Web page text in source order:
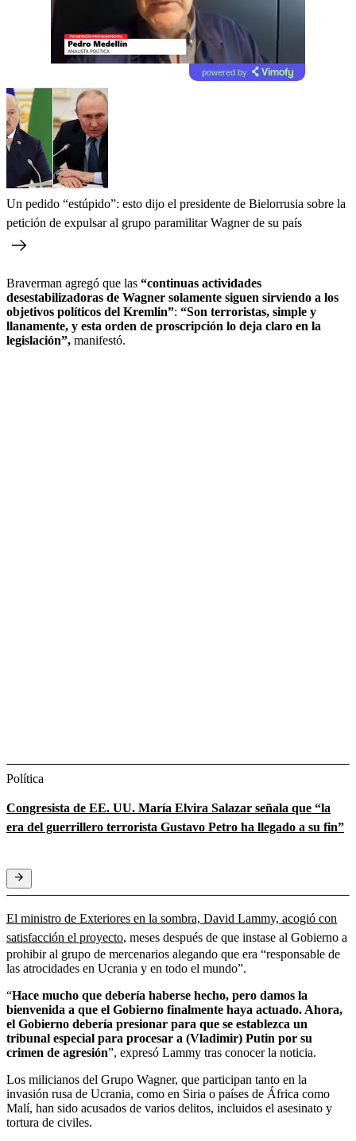
powered by
Un pedido “estúpido”: esto dijo el presidente de Bielorrusia sobre la
petición de expulsar al grupo paramilitar Wagner de su país
Braverman agregó que las “continuas actividades
desestabilizadoras de Wagner solamente siguen sirviendo a los
objetivos políticos del Kremlin”: “Son terroristas, simple y
llanamente, y esta orden de proscripción lo deja claro en la
legislación”, manifestó.
Política
Congresista de EE. UU. María Elvira Salazar señala que “la
era del guerrillero terrorista Gustavo Petro ha llegado a su fin”
El ministro de Exteriores en la sombra, David Lammy, acogió con
satisfacción el proyecto, meses después de que instase al Gobierno a
prohibir al grupo de mercenarios alegando que era “responsable de
las atrocidades en Ucrania y en todo el mundo”.
“Hace mucho que debería haberse hecho, pero damos la
bienvenida a que el Gobierno finalmente haya actuado. Ahora,
el Gobierno debería presionar para que se establezca un
tribunal especial para procesar a (Vladimir) Putin por su
crimen de agresión”, expresó Lammy tras conocer la noticia.
Los milicianos del Grupo Wagner, que participan tanto en la
invasión rusa de Ucrania, como en Siria o países de África como
Malí, han sido acusados de varios delitos, incluidos el asesinato y
tortura de civiles.